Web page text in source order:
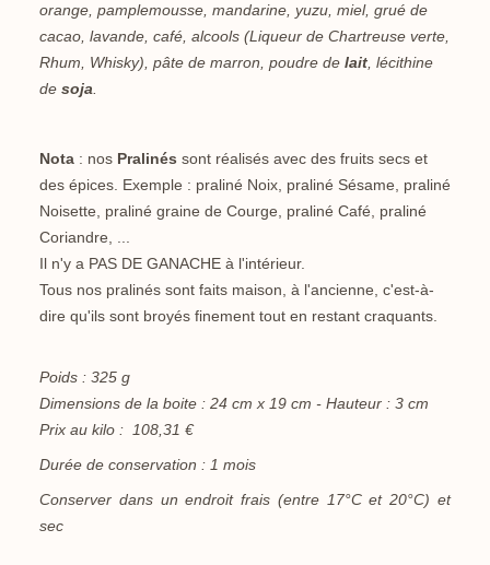
orange, pamplemousse, mandarine, yuzu, miel, grué de
cacao, lavande, café, alcools (Liqueur de Chartreuse verte,
Rhum, Whisky), pâte de marron, poudre de lait, lécithine
de soja.
Nota : nos Pralinés sont réalisés avec des fruits secs et
des épices. Exemple : praliné Noix, praliné Sésame, praliné
Noisette, praliné graine de Courge, praliné Café, praliné
Coriandre, ...
Il n'y a PAS DE GANACHE à l'intérieur.
Tous nos pralinés sont faits maison, à l'ancienne, c'est-à-
dire qu'ils sont broyés finement tout en restant craquants.
Poids : 325 g
Dimensions de la boite : 24 cm x 19 cm - Hauteur : 3 cm
Prix au kilo : 108,31 €
Durée de conservation : 1 mois
Conserver dans un endroit frais (entre 17°C et 20°C) et
sec